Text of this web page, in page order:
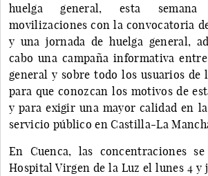
huelga general, esta
movilizaciones con la convocatoria
y una jornada de huelga general,
cabo una campaña informativa
general y sobre todo los usuarios de
para que conozcan los motivos de
y para exigir una mayor calidad en
servicio público en Castilla-La
En Cuenca, las concentraciones
Hospital Virgen de la Luz el lunes 4 y